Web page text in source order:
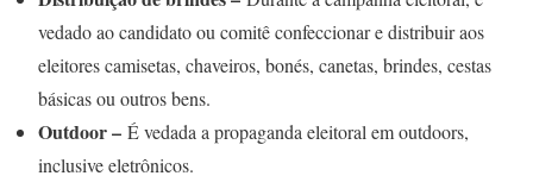
vedado ao candidato ou comitê confeccionar e distribuir aos
eleitores camisetas, chaveiros, bonés, canetas, brindes, cestas
básicas ou outros bens.
Outdoor – É vedada a propaganda eleitoral em outdoors,
inclusive eletrônicos.